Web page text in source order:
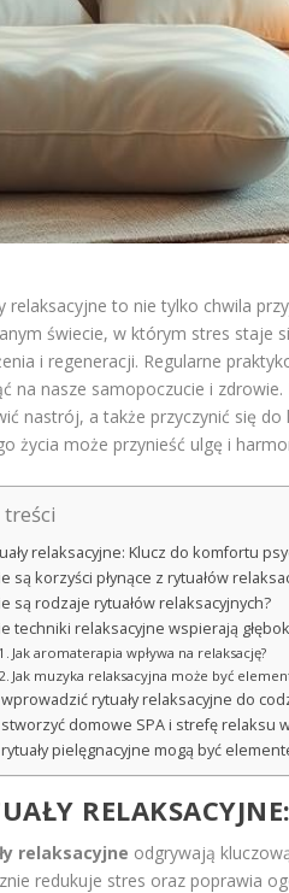
relaksacyjne to nie tylko chwila
świecie, w którym stres staje
i regeneracji. Regularne
na nasze samopoczucie i
nastrój, a także przyczynić się
życia może przynieść ulgę i
treści
relaksacyjne: Klucz do komfortu
są korzyści płynące z rytuałów
są rodzaje rytuałów relaksacyjnych?
techniki relaksacyjne wspierają
Jak aromaterapia wpływa na relaksację?
Jak muzyka relaksacyjna może być
wprowadzić rytuały relaksacyjne do
stworzyć domowe SPA i strefę relaksu
rytuały pielęgnacyjne mogą być
relaksacyjne odgrywają
redukuje stres oraz poprawia